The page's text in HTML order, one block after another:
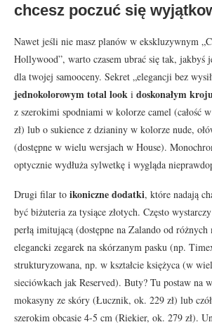
chcesz poczuć się
Nawet jeśli nie masz planów w ekskluzywnym
Hollywood”, warto czasem ubrać się tak, jakbyś
dla twojej samooceny. Sekret „elegancji bez
jednokolorowym total look i doskonałym
z szerokimi spodniami w kolorze camel (całość
zł) lub o sukience z dzianiny w kolorze nude,
(dostępne w wielu wersjach w House).
optycznie wydłuża sylwetkę i wygląda
Drugi filar to ikoniczne dodatki, które nadają
być biżuteria za tysiące złotych. Często
perłą imitującą (dostępne na Zalando od różnych
elegancki zegarek na skórzanym pasku (np.
strukturyzowana, np. w kształcie księżyca (w
sieciówkach jak Reserved). Buty? Tu postaw na
mokasyny ze skóry (Łucznik, ok. 229 zł) lub
szerokim obcasie 4-5 cm (Riekier, ok. 279 zł).